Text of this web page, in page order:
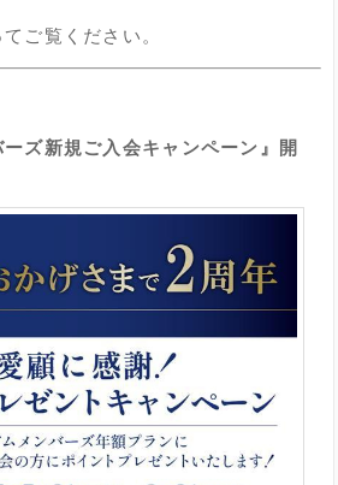
ご覧ください。
ーズ新規ご入会キャンペーン』開